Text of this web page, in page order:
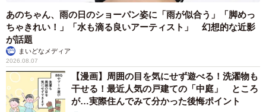
あのちゃん、雨の日のショーパン姿に「雨が似合う」「脚めっ
ちゃきれい！」「水も滴る良いアーティスト」 幻想的な近影
が話題
まいどなメディア
2026.08.07
【漫画】周囲の目を気にせず遊べる！洗濯物も
干せる！最近人気の戸建ての「中庭」 ところ
が…実際住んでみて分かった後悔ポイント